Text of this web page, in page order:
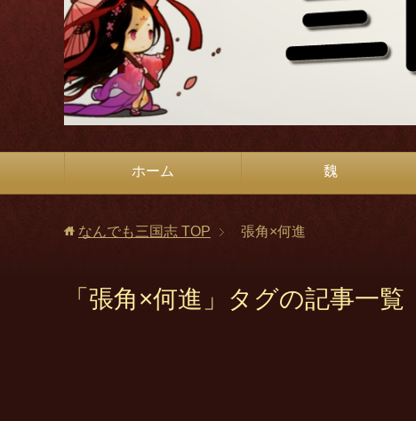
ホーム 魏
なんでも三国志 TOP 張角×何進
「張角×何進」タグの記事一覧